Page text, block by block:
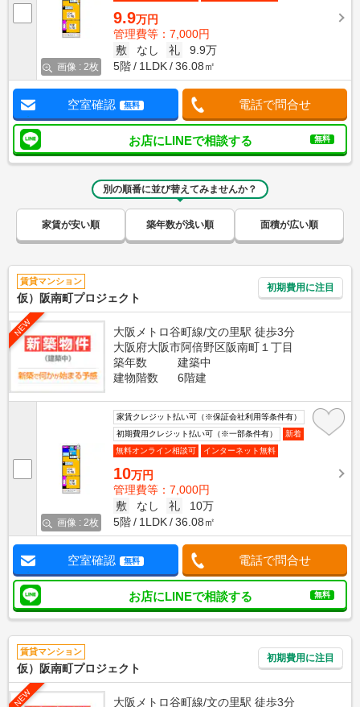
画像 : 2枚
9.9万円
管理費等：7,000円
敷
なし 礼
9.9万
5階
1LDK 36.08㎡
空室確認 無料 電話で問合せ
お店にLINEで相談する 無料
別の順番に並び替えてみませんか？
家賃が安い順 築年数が浅い順 面積が広い順
賃貸マンション
仮）阪南町プロジェクト
初期費用に注目
NEW
大阪メトロ谷町線/文の里駅 徒歩3分
大阪府大阪市阿倍野区阪南町１丁目
築年数
建築中
建物階数
6階建
画像 : 2枚
家賃クレジット払い可（※保証会社利用等条件有）
初期費用クレジット払い可（※一部条件有）
新着
無料オンライン相談可
インターネット無料
10万円
管理費等：7,000円
敷
なし 礼
10万
5階
1LDK 36.08㎡
空室確認 無料 電話で問合せ
お店にLINEで相談する 無料
賃貸マンション
仮）阪南町プロジェクト
初期費用に注目
NEW 大阪メトロ谷町線/文の里駅 徒歩3分